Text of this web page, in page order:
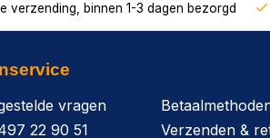
verzending, binnen 1-3 dagen bezorgd
vragen
22 90 51
Verzenden &